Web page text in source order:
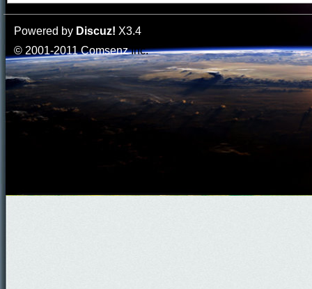
門
Powered by Discuz! X3.4
© 2001-2011ComsenzInc.